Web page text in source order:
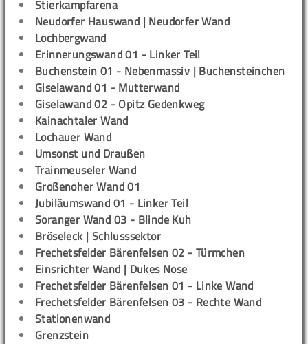
Stierkampfarena
Neudorfer Hauswand | Neudorfer Wand
Lochbergwand
Erinnerungswand 01 - Linker Teil
Buchenstein 01 - Nebenmassiv | Buchensteinchen
Giselawand 01 - Mutterwand
Giselawand 02 - Opitz Gedenkweg
Kainachtaler Wand
Lochauer Wand
Umsonst und Draußen
Trainmeuseler Wand
Großenoher Wand 01
Jubiläumswand 01 - Linker Teil
Soranger Wand 03 - Blinde Kuh
Bröseleck | Schlusssektor
Frechetsfelder Bärenfelsen 02 - Türmchen
Einsrichter Wand | Dukes Nose
Frechetsfelder Bärenfelsen 01 - Linke Wand
Frechetsfelder Bärenfelsen 03 - Rechte Wand
Stationenwand
Grenzstein